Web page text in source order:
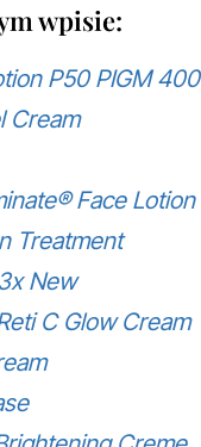
wpisie:
P50 PIGM 400
Cream
Face Lotion
Treatment
New
C Glow Cream